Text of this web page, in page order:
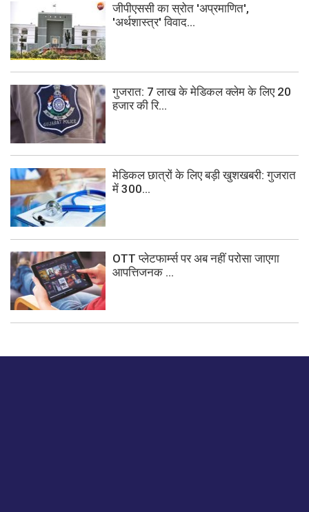
जीपीएससी का स्रोत 'अप्रमाणित',
'अर्थशास्त्र' विवाद...
गुजरात: 7 लाख के मेडिकल क्लेम के लिए 20
हजार की रि...
मेडिकल छात्रों के लिए बड़ी खुशखबरी: गुजरात
में 300...
OTT प्लेटफार्म्स पर अब नहीं परोसा जाएगा
आपत्तिजनक ...